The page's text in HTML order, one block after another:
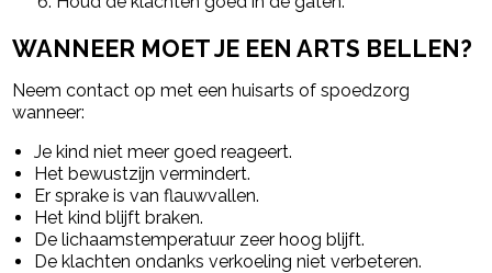
WANNEER MOET JE EEN ARTS BELLEN?
Neem contact op met een huisarts of spoedzorg
wanneer:
Je kind niet meer goed reageert.
Het bewustzijn vermindert.
Er sprake is van flauwvallen.
Het kind blijft braken.
De lichaamstemperatuur zeer hoog blijft.
De klachten ondanks verkoeling niet verbeteren.